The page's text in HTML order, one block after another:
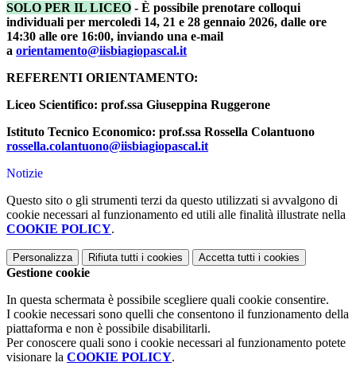
SOLO PER IL LICEO - È possibile prenotare colloqui
individuali per mercoledì 14, 21 e 28 gennaio 2026, dalle ore
14:30 alle ore 16:00, inviando una e-mail
a orientamento@iisbiagiopascal.it
REFERENTI ORIENTAMENTO:
Liceo Scientifico: prof.ssa Giuseppina Ruggerone
Istituto Tecnico Economico: prof.ssa Rossella Colantuono
rossella.colantuono@iisbiagiopascal.it
Notizie
Questo sito o gli strumenti terzi da questo utilizzati si avvalgono di
cookie necessari al funzionamento ed utili alle finalità illustrate nella
COOKIE POLICY.
Personalizza Rifiuta tutti i cookies Accetta tutti i cookies
Gestione cookie
In questa schermata è possibile scegliere quali cookie consentire.
I cookie necessari sono quelli che consentono il funzionamento della
piattaforma e non è possibile disabilitarli.
Per conoscere quali sono i cookie necessari al funzionamento potete
visionare la COOKIE POLICY.